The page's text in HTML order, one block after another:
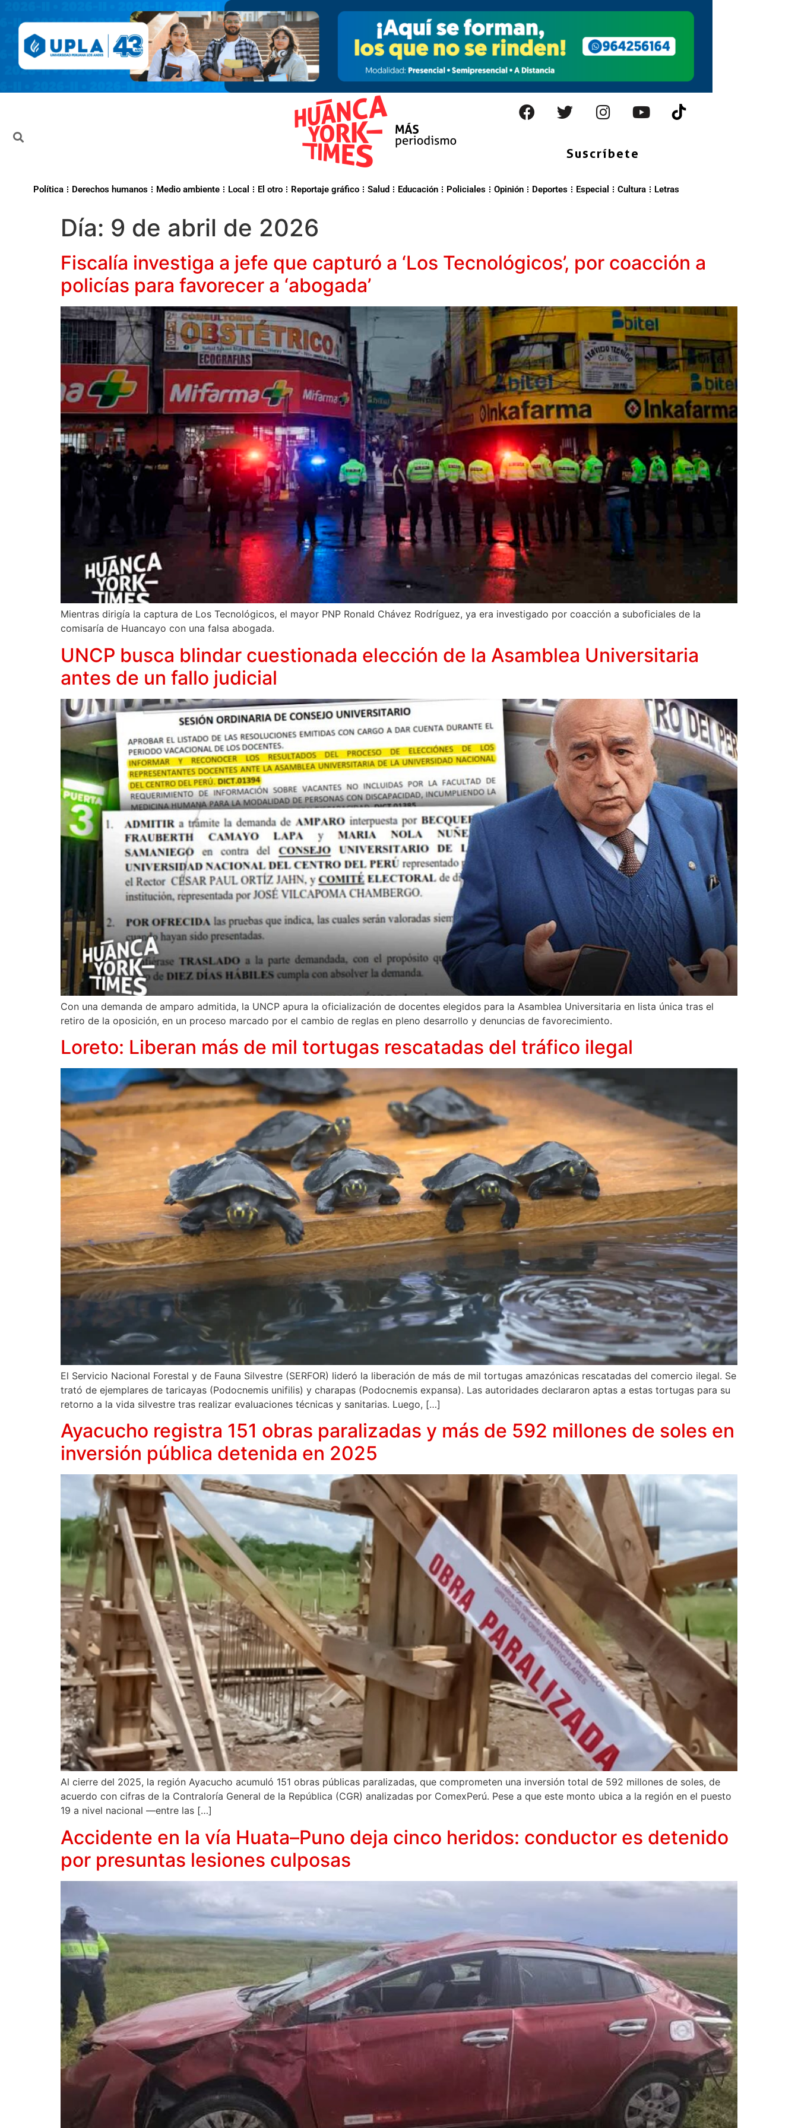
Suscríbete
Política Derechos humanos Medio ambiente Local El otro Reportaje gráfico Salud Educación Policiales Opinión Deportes Especial Cultura Letras
Día: 9 de abril de 2026
Fiscalía investiga a jefe que capturó a ‘Los Tecnológicos’, por coacción a
policías para favorecer a ‘abogada’
Mientras dirigía la captura de Los Tecnológicos, el mayor PNP Ronald Chávez Rodríguez, ya era investigado por coacción a suboficiales de la
comisaría de Huancayo con una falsa abogada.
UNCP busca blindar cuestionada elección de la Asamblea Universitaria
antes de un fallo judicial
Con una demanda de amparo admitida, la UNCP apura la oficialización de docentes elegidos para la Asamblea Universitaria en lista única tras el
retiro de la oposición, en un proceso marcado por el cambio de reglas en pleno desarrollo y denuncias de favorecimiento.
Loreto: Liberan más de mil tortugas rescatadas del tráfico ilegal
El Servicio Nacional Forestal y de Fauna Silvestre (SERFOR) lideró la liberación de más de mil tortugas amazónicas rescatadas del comercio ilegal. Se
trató de ejemplares de taricayas (Podocnemis unifilis) y charapas (Podocnemis expansa). Las autoridades declararon aptas a estas tortugas para su
retorno a la vida silvestre tras realizar evaluaciones técnicas y sanitarias. Luego, […]
Ayacucho registra 151 obras paralizadas y más de 592 millones de soles en
inversión pública detenida en 2025
Al cierre del 2025, la región Ayacucho acumuló 151 obras públicas paralizadas, que comprometen una inversión total de 592 millones de soles, de
acuerdo con cifras de la Contraloría General de la República (CGR) analizadas por ComexPerú. Pese a que este monto ubica a la región en el puesto
19 a nivel nacional —entre las […]
Accidente en la vía Huata–Puno deja cinco heridos: conductor es detenido
por presuntas lesiones culposas